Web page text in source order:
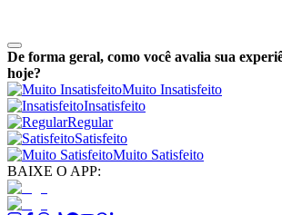
De forma geral, como você avalia sua
hoje?
Muito Insatisfeito
Insatisfeito
Regular
Satisfeito
Muito Satisfeito
BAIXE O APP: